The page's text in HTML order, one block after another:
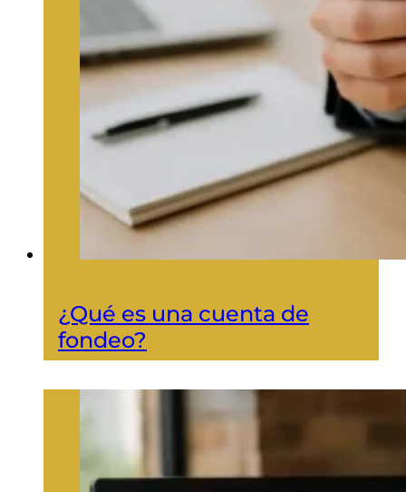
¿Qué es una cuenta de
fondeo?